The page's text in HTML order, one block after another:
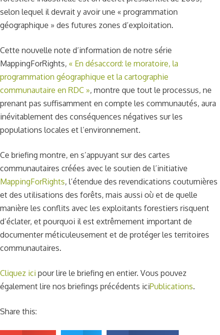
selon lequel il devrait y avoir une « programmation
géographique » des futures zones d’exploitation.
Cette nouvelle note d’information de notre série
MappingForRights, « En désaccord: le moratoire, la
programmation géographique et la cartographie
communautaire en RDC », montre que tout le processus, ne
prenant pas suffisamment en compte les communautés, aura
inévitablement des conséquences négatives sur les
populations locales et l’environnement.
Ce briefing montre, en s’appuyant sur des cartes
communautaires créées avec le soutien de l’initiative
MappingForRights, l’étendue des revendications coutumières
et des utilisations des forêts, mais aussi où et de quelle
manière les conflits avec les exploitants forestiers risquent
d’éclater, et pourquoi il est extrêmement important de
documenter méticuleusement et de protéger les territoires
communautaires.
Cliquez ici pour lire le briefing en entier. Vous pouvez
également lire nos briefings précédents iciPublications.
Share this: